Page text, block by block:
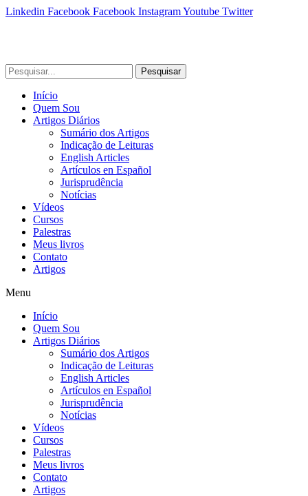
Linkedin Facebook Facebook InstagramYoutube Twitter
Pesquisar
Início
Quem Sou
Artigos Diários
Sumário dos Artigos
Indicação de Leituras
English Articles
Artículos en Español
Jurisprudência
Notícias
Vídeos
Cursos
Palestras
Meus livros
Contato
Artigos
Menu
Início
Quem Sou
Artigos Diários
Sumário dos Artigos
Indicação de Leituras
English Articles
Artículos en Español
Jurisprudência
Notícias
Vídeos
Cursos
Palestras
Meus livros
Contato
Artigos